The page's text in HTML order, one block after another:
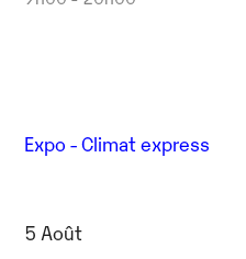
Expo - Climat express
5 Août